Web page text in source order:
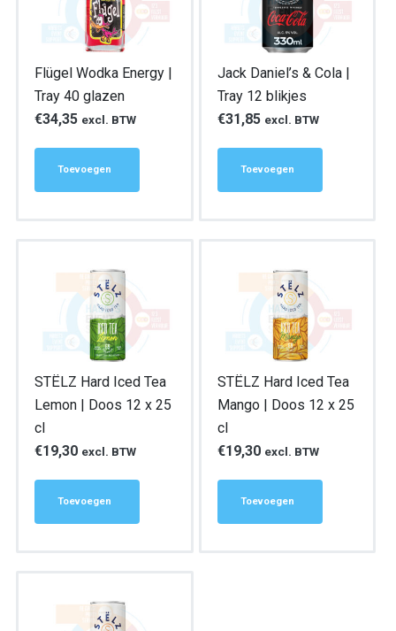
Flügel Wodka Energy |
Tray 40 glazen
€34,35 excl. BTW
Toevoegen
Jack Daniel’s & Cola |
Tray 12 blikjes
€31,85 excl. BTW
Toevoegen
STËLZ Hard Iced Tea
Lemon | Doos 12 x 25
cl
€19,30 excl. BTW
Toevoegen
STËLZ Hard Iced Tea
Mango | Doos 12 x 25
cl
€19,30 excl. BTW
Toevoegen